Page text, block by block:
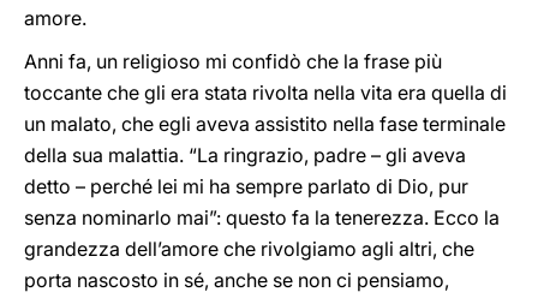
amore.
Anni fa, un religioso mi confidò che la frase più
toccante che gli era stata rivolta nella vita era quella di
un malato, che egli aveva assistito nella fase terminale
della sua malattia. “La ringrazio, padre – gli aveva
detto – perché lei mi ha sempre parlato di Dio, pur
senza nominarlo mai”: questo fa la tenerezza. Ecco la
grandezza dell’amore che rivolgiamo agli altri, che
porta nascosto in sé, anche se non ci pensiamo,